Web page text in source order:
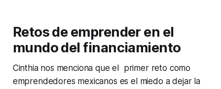
Retos de emprender en el
mundo del financiamiento
Cinthia nos menciona que el primer reto como
emprendedores mexicanos es el miedo a dejar la